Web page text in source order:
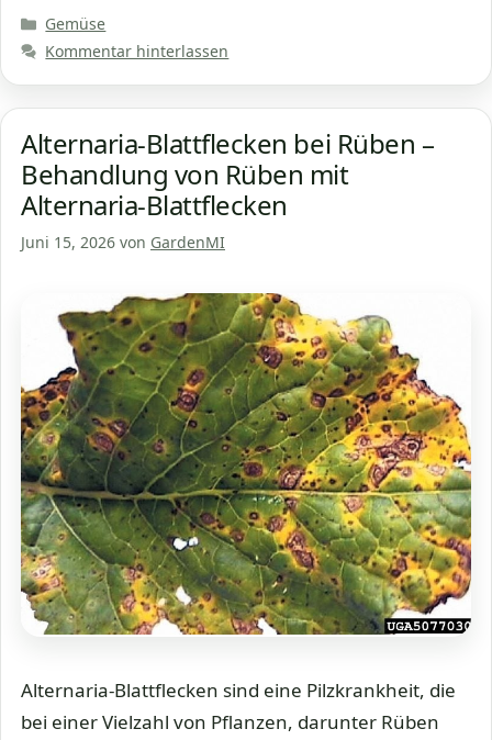
Kategorien
Gemüse
Kommentar hinterlassen
Alternaria-Blattflecken bei Rüben –
Behandlung von Rüben mit
Alternaria-Blattflecken
Juni 15, 2026 von GardenMI
Alternaria-Blattflecken sind eine Pilzkrankheit, die
bei einer Vielzahl von Pflanzen, darunter Rüben